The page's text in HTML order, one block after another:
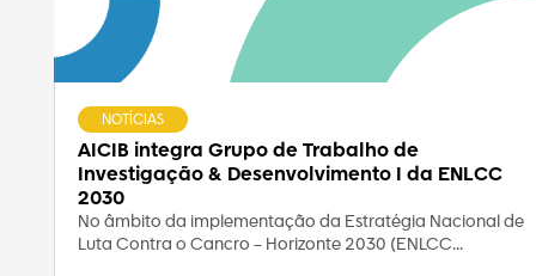
AICIB integra Grupo de Trabalho de
Investigação & Desenvolvimento I da ENLCC
2030
NOTÍCIAS
No âmbito da implementação da Estratégia Nacional de
Luta Contra o Cancro – Horizonte 2030 (ENLCC...